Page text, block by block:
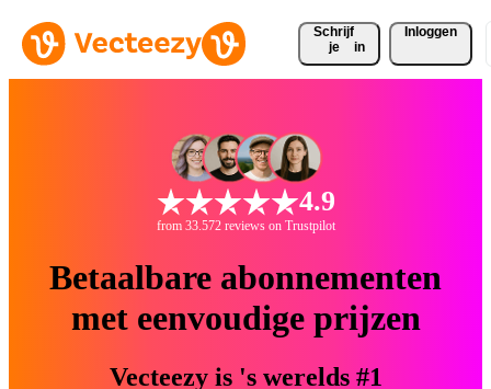
Schrijf
je
in
Inloggen
4.9
from 33.572 reviews on Trustpilot
Betaalbare abonnementen
met eenvoudige prijzen
Vecteezy is 's werelds #1